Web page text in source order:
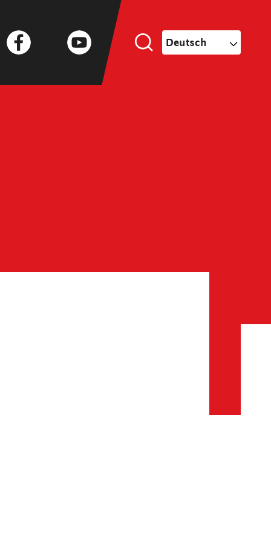
Facebook
TwitterYouTube
Deutsch